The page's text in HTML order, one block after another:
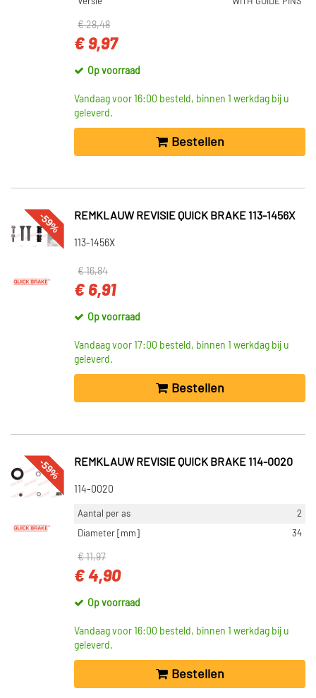
€ 28,48
€ 9,97
Op voorraad
Vandaag voor 16:00 besteld, binnen 1 werkdag bij u
geleverd.
Bestellen
-59% REMKLAUW REVISIE QUICK BRAKE 113-1456X
113-1456X
€ 16,84
€ 6,91
Op voorraad
Vandaag voor 17:00 besteld, binnen 1 werkdag bij u
geleverd.
Bestellen
-59% REMKLAUW REVISIE QUICK BRAKE 114-0020
114-0020
Aantal per as
2
Diameter [mm]
34
€ 11,97
€ 4,90
Op voorraad
Vandaag voor 16:00 besteld, binnen 1 werkdag bij u
geleverd.
Bestellen